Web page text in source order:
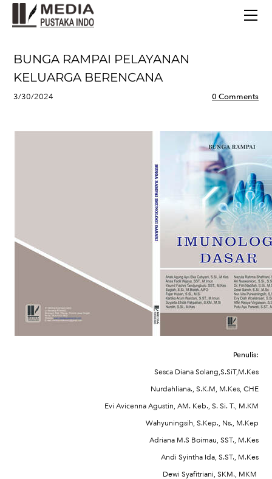
BUNGA RAMPAI PELAYANAN
KELUARGA BERENCANA
3/30/2024 0 Comments
Penulis:
Sesca Diana Solang,S.SiT,M.Kes
Nurdahliana., S.K.M, M.Kes, CHE
Evi Avicenna Agustin, AM. Keb., S. Si. T., M.KM
Wahyuningsih, S.Kep., Ns., M.Kep
Adriana M.S Boimau, SST., M.Kes
Andi Syintha Ida, S.ST., M.Kes
Dewi Syafitriani, SKM., MKM